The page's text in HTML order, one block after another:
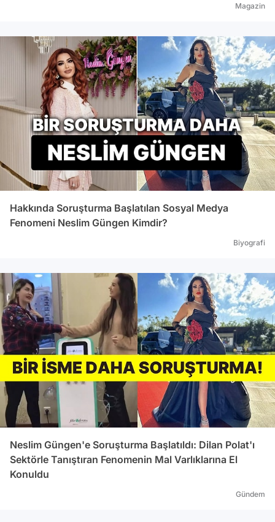
Magazin
Hakkında Soruşturma Başlatılan Sosyal Medya
Fenomeni Neslim Güngen Kimdir?
Biyografi
Neslim Güngen'e Soruşturma Başlatıldı: Dilan Polat'ı
Sektörle Tanıştıran Fenomenin Mal Varlıklarına El
Konuldu
Gündem